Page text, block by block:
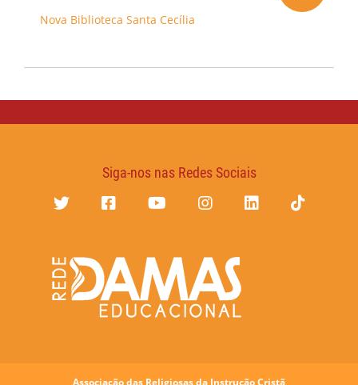
Nova Biblioteca Santa Cecília
Siga-nos nas Redes Sociais
Associação das Religiosas da Instrução Cristã